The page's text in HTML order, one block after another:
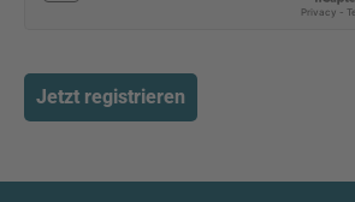
Jetzt registrieren